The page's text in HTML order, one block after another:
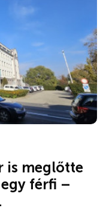
is meglőtte
férfi –